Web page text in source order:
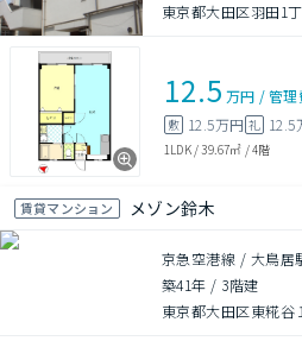
東京都大田区羽田1
12.5 万円 /管理
敷 12.5万円 礼 12.5
1LDK/39.67㎡ /4階
賃貸マンション メゾン鈴木
京急空港線 / 大鳥居
築41年 / 3階建
東京都大田区東糀谷